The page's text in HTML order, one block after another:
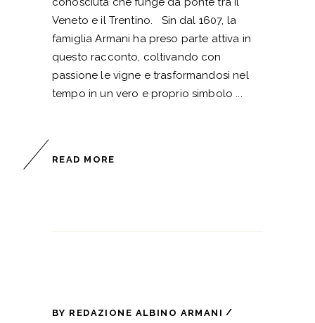
Veneto e il Trentino. Sin dal 1607, la
famiglia Armani ha preso parte attiva in
questo racconto, coltivando con
passione le vigne e trasformandosi nel
tempo in un vero e proprio simbolo
READ MORE
BY REDAZIONE ALBINO ARMANI